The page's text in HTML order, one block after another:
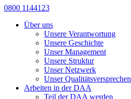
0800 1144123
Über uns
Unsere Verantwortung
Unsere Geschichte
Unser Management
Unsere Struktur
Unser Netzwerk
Unser Qualitätsversprechen
Arbeiten in der DAA
Teil der DAA werden